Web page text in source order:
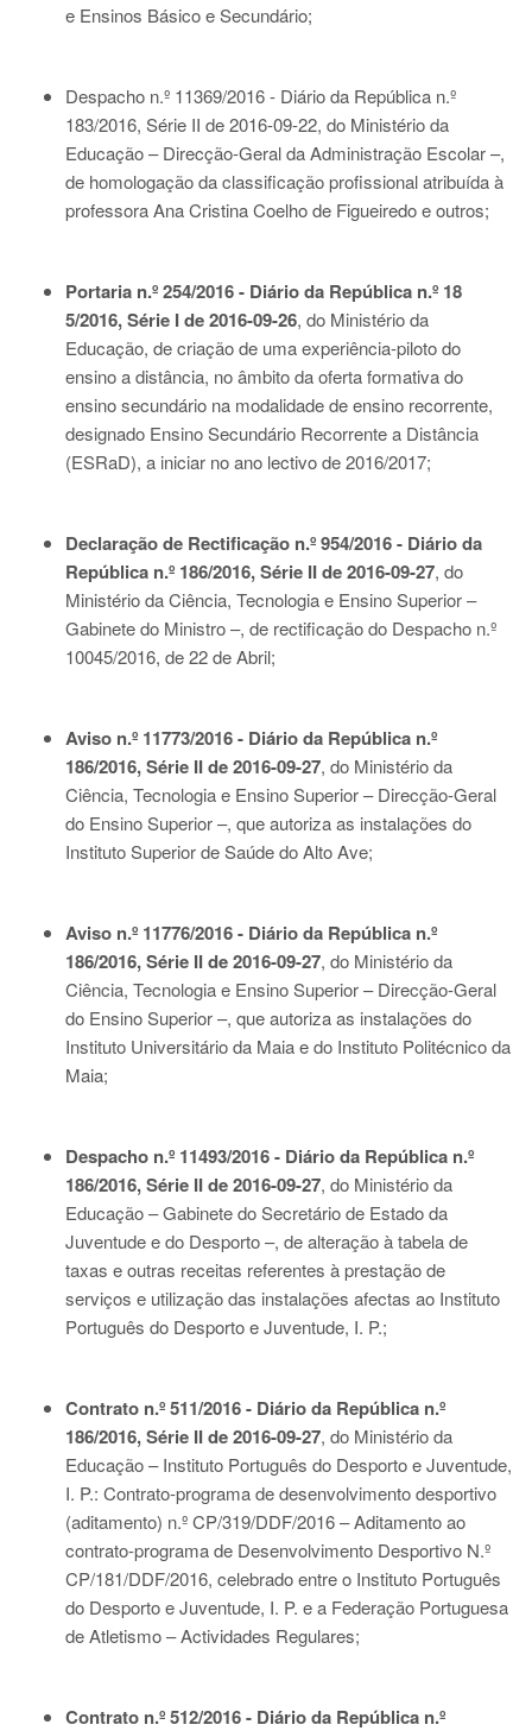
e Ensinos Básico e Secundário;
Despacho n.º 11369/2016 - Diário da República n.º
183/2016, Série II de 2016-09-22, do Ministério da
Educação – Direcção-Geral da Administração Escolar –,
de homologação da classificação profissional atribuída à
professora Ana Cristina Coelho de Figueiredo e outros;
Portaria n.º 254/2016 - Diário da República n.º 18
5/2016, Série I de 2016-09-26, do Ministério da
Educação, de criação de uma experiência-piloto do
ensino a distância, no âmbito da oferta formativa do
ensino secundário na modalidade de ensino recorrente,
designado Ensino Secundário Recorrente a Distância
(ESRaD), a iniciar no ano lectivo de 2016/2017;
Declaração de Rectificação n.º 954/2016 - Diário da
República n.º 186/2016, Série II de 2016-09-27, do
Ministério da Ciência, Tecnologia e Ensino Superior –
Gabinete do Ministro –, de rectificação do Despacho n.º
10045/2016, de 22 de Abril;
Aviso n.º 11773/2016 - Diário da República n.º
186/2016, Série II de 2016-09-27, do Ministério da
Ciência, Tecnologia e Ensino Superior – Direcção-Geral
do Ensino Superior –, que autoriza as instalações do
Instituto Superior de Saúde do Alto Ave;
Aviso n.º 11776/2016 - Diário da República n.º
186/2016, Série II de 2016-09-27, do Ministério da
Ciência, Tecnologia e Ensino Superior – Direcção-Geral
do Ensino Superior –, que autoriza as instalações do
Instituto Universitário da Maia e do Instituto Politécnico da
Maia;
Despacho n.º 11493/2016 - Diário da República n.º
186/2016, Série II de 2016-09-27, do Ministério da
Educação – Gabinete do Secretário de Estado da
Juventude e do Desporto –, de alteração à tabela de
taxas e outras receitas referentes à prestação de
serviços e utilização das instalações afectas ao Instituto
Português do Desporto e Juventude, I. P.;
Contrato n.º 511/2016 - Diário da República n.º
186/2016, Série II de 2016-09-27, do Ministério da
Educação – Instituto Português do Desporto e Juventude,
I. P.: Contrato-programa de desenvolvimento desportivo
(aditamento) n.º CP/319/DDF/2016 – Aditamento ao
contrato-programa de Desenvolvimento Desportivo N.º
CP/181/DDF/2016, celebrado entre o Instituto Português
do Desporto e Juventude, I. P. e a Federação Portuguesa
de Atletismo – Actividades Regulares;
Contrato n.º 512/2016 - Diário da República n.º